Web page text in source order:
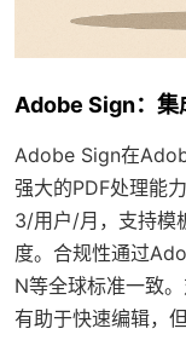
Adobe Sign：
Adobe Sign在
强大的PDF处理能
3/用户/月，支持模
度。合规性通过
N等全球标准一致
有助于快速编辑，